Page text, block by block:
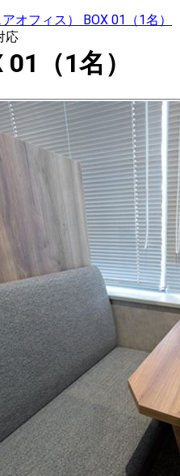
オフィス） BOX 01（1名）
応
（1名）